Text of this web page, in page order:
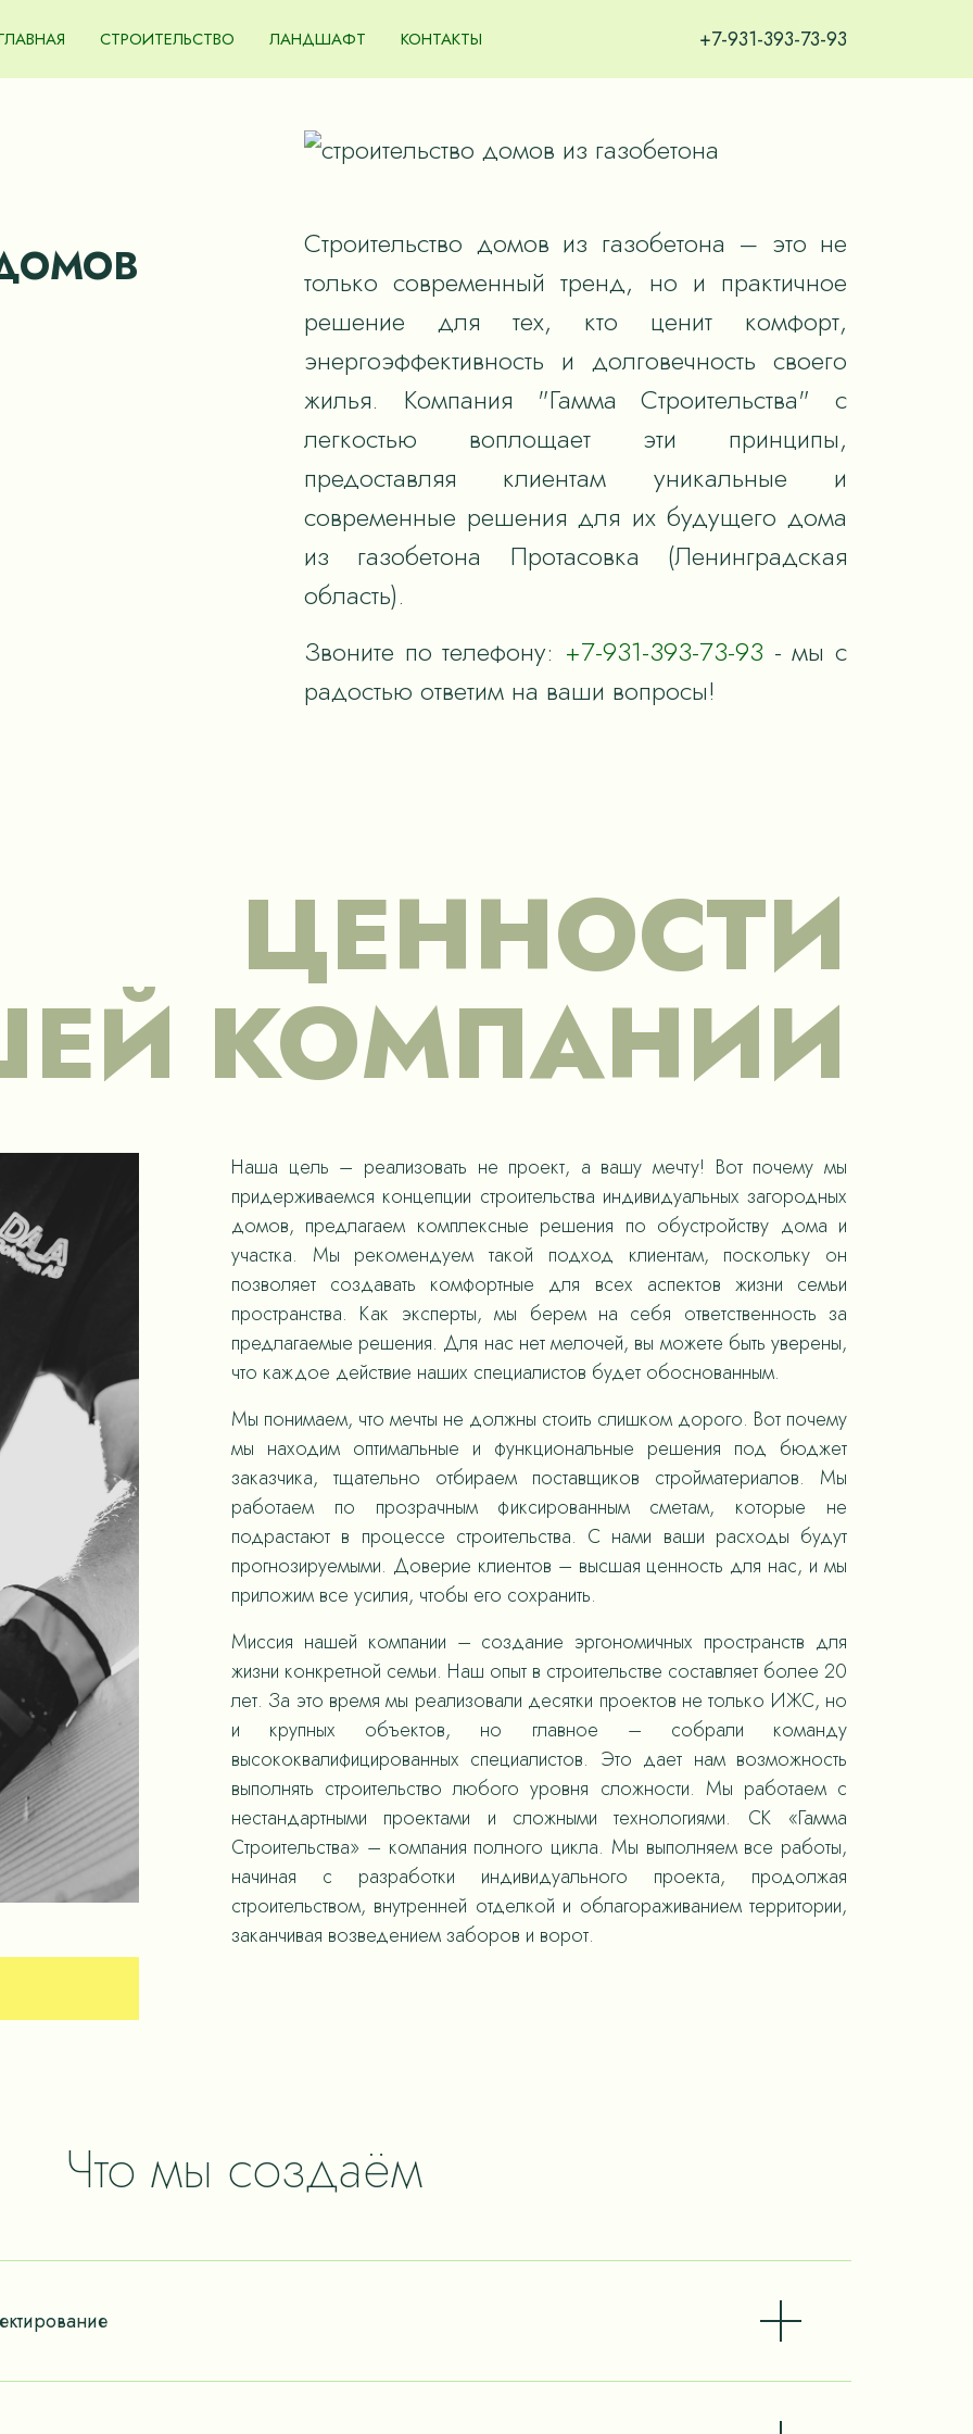
СТРОИТЕЛЬСТВО ЛАНДШАФТ КОНТАКТЫ +7-931-393-73-93
Строительство домов из газобетона – это не
только современный тренд, но и практичное
решение для тех, кто ценит комфорт,
энергоэффективность и долговечность своего
жилья. Компания "Гамма Строительства" с
легкостью воплощает эти принципы,
предоставляя клиентам уникальные и
современные решения для их будущего дома
из газобетона Протасовка (Ленинградская
область).
Звоните по телефону: +7-931-393-73-93 - мы с
радостью ответим на ваши вопросы!
ЦЕННОСТИ
КОМПАНИИ
Наша цель – реализовать не проект, а вашу мечту! Вот почему мы
придерживаемся концепции строительства индивидуальных загородных
домов, предлагаем комплексные решения по обустройству дома и
участка. Мы рекомендуем такой подход клиентам, поскольку он
позволяет создавать комфортные для всех аспектов жизни семьи
пространства. Как эксперты, мы берем на себя ответственность за
предлагаемые решения. Для нас нет мелочей, вы можете быть уверены,
что каждое действие наших специалистов будет обоснованным.
Мы понимаем, что мечты не должны стоить слишком дорого. Вот почему
мы находим оптимальные и функциональные решения под бюджет
заказчика, тщательно отбираем поставщиков стройматериалов. Мы
работаем по прозрачным фиксированным сметам, которые не
подрастают в процессе строительства. С нами ваши расходы будут
прогнозируемыми. Доверие клиентов – высшая ценность для нас, и мы
приложим все усилия, чтобы его сохранить.
Миссия нашей компании – создание эргономичных пространств для
жизни конкретной семьи. Наш опыт в строительстве составляет более 20
лет. За это время мы реализовали десятки проектов не только ИЖС, но
и крупных объектов, но главное – собрали команду
высококвалифицированных специалистов. Это дает нам возможность
выполнять строительство любого уровня сложности. Мы работаем с
нестандартными проектами и сложными технологиями. СК «Гамма
Строительства» – компания полного цикла. Мы выполняем все работы,
начиная с разработки индивидуального проекта, продолжая
строительством, внутренней отделкой и облагораживанием территории,
заканчивая возведением заборов и ворот.
Что мы создаём